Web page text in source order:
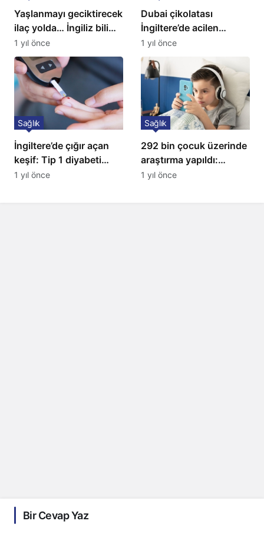
Yaşlanmayı geciktirecek
ilaç yolda… İngiliz bilim
insanları açıkladı!
1 yıl önce
Dubai çikolatası
İngiltere’de acilen
toplatılıyor
1 yıl önce
İngiltere’de çığır açan
keşif: Tip 1 diyabeti
yıllarca öteliyor
Sağlık
1 yıl önce
292 bin çocuk üzerinde
araştırma yapıldı:
Uzmanlardan ailelere
Sağlık
1 yıl önce
Bir Cevap Yaz